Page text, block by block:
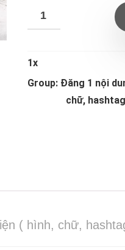
1x
Group: Đăng 1 nội
chữ,
( hình, chữ,